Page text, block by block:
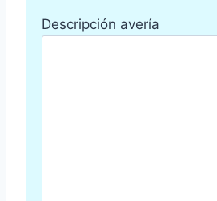
Descripción avería